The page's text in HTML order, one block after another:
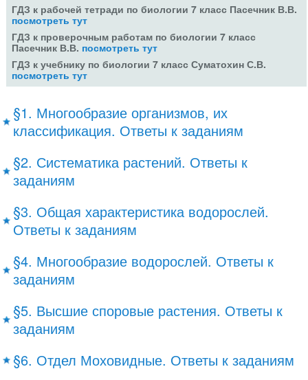
ГДЗ к рабочей тетради по биологии 7 класс Пасечник В.В.
посмотреть тут
ГДЗ к проверочным работам по биологии 7 класс
Пасечник В.В. посмотреть тут
ГДЗ к учебнику по биологии 7 класс Суматохин С.В.
посмотреть тут
§1. Многообразие организмов, их
классификация. Ответы к заданиям
§2. Систематика растений. Ответы к
заданиям
§3. Общая характеристика водорослей.
Ответы к заданиям
§4. Многообразие водорослей. Ответы к
заданиям
§5. Высшие споровые растения. Ответы к
заданиям
§6. Отдел Моховидные. Ответы к заданиям